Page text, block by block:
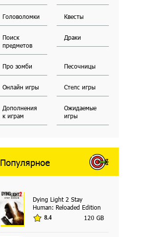
Головоломки Квесты
Поиск
предметов
Драки
Про зомби Песочницы
Онлайн игры Стелс игры
Дополнения
к играм
Ожидаемые
игры
Популярное
Dying Light 2 Stay
Human: Reloaded Edition
8.4 120 GB